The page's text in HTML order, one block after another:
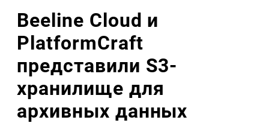
Beeline Cloud и
PlatformCraft
представили S3-
хранилище для
архивных данных